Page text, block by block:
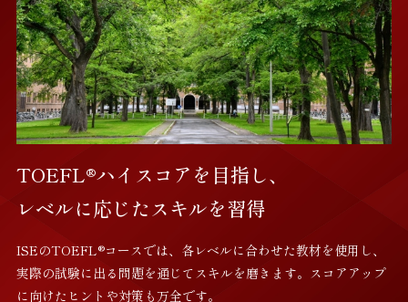
TOEFL®ハイスコアを目指し、
レベルに応じたスキルを習得
ISEのTOEFL®コースでは、各レベルに合わせた教材を使用し、
実際の試験に出る問題を通じてスキルを磨きます。スコアアップ
に向けたヒントや対策も万全です。